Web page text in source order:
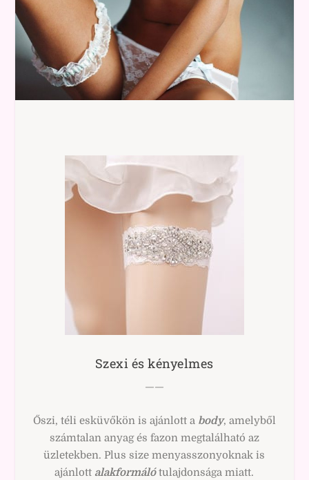
Szexi és kényelmes
——
Őszi, téli esküvőkön is ajánlott a body, amelyből
számtalan anyag és fazon megtalálható az
üzletekben. Plus size menyasszonyoknak is
ajánlott alakformálótulajdonsága miatt.